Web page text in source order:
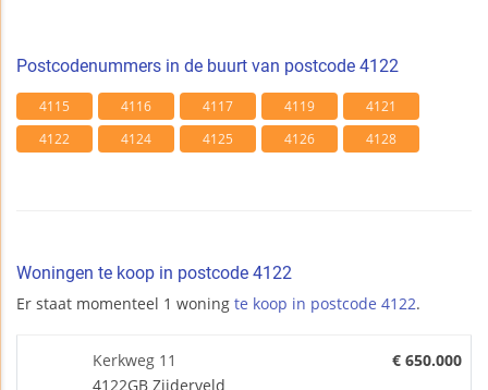
Postcodenummers in de buurt van postcode 4122
4115 4116 4117 4119
4121
4122
4124 4125 4126 4128
Woningen te koop in postcode 4122
Er staat momenteel 1 woning te koop in postcode 4122.
Kerkweg 11
4122GB Zijderveld
€ 650.000